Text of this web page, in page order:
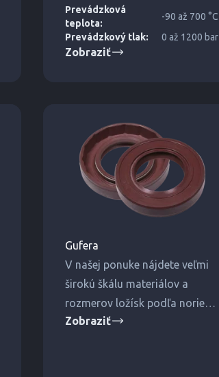
pohyblivými alebo rotujúcimi
časťami.
Prevádzková
teplota:
-90 až 700 °C
Prevádzkový tlak:
0 až 1200 bar
Zobraziť
Gufera
V našej ponuke nájdete veľmi
širokú škálu materiálov a
rozmerov ložísk podľa noriem
DIN, ISO, BSI, ASTM, ČSN a
Zobraziť